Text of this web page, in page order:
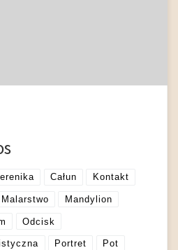
Całun Kontakt
Malarstwo Mandylion
Odcisk
Portret Pot